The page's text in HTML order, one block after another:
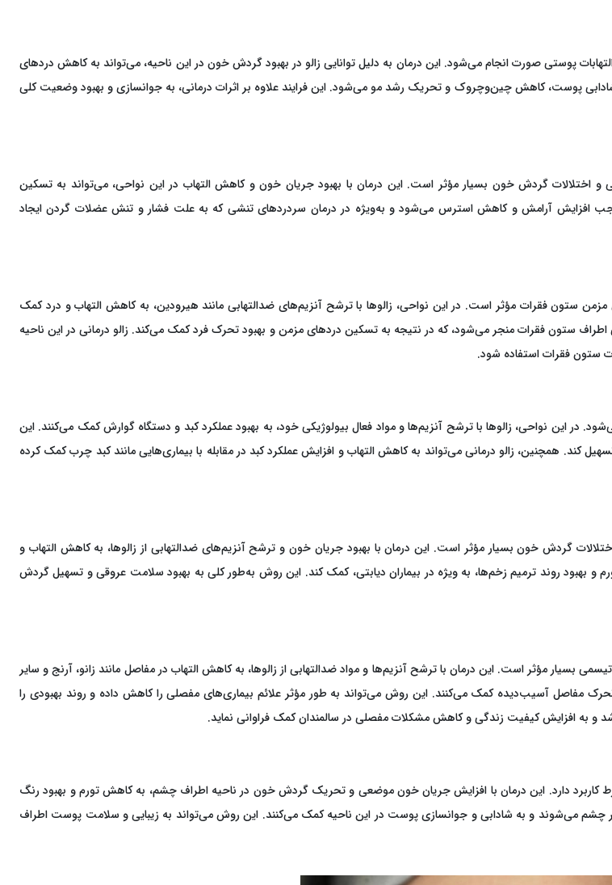
پوستی صورت انجام می‌شود. این درمان به دلیل توانایی زالو در بهبود گردش خون در این ناحیه، می‌تواند به کاهش دردهای
پوست، کاهش چین‌وچروک و تحریک رشد مو می‌شود. این فرایند علاوه بر اثرات درمانی، به جوانسازی و بهبود وضعیت کلی
و اختلالات گردش خون بسیار مؤثر است. این درمان با بهبود جریان خون و کاهش التهاب در این نواحی، می‌تواند به تسکین
افزایش آرامش و کاهش استرس می‌شود و به‌ویژه در درمان سردردهای تنشی که به علت فشار و تنش عضلات گردن ایجاد
ستون فقرات مؤثر است. در این نواحی، زالوها با ترشح آنزیم‌های ضدالتهابی مانند هیرودین، به کاهش التهاب و درد کمک
ستون فقرات منجر می‌شود، که در نتیجه به تسکین دردهای مزمن و بهبود تحرک فرد کمک می‌کند. زالو درمانی در این ناحیه
ستون فقرات استفاده شود.
در این نواحی، زالوها با ترشح آنزیم‌ها و مواد فعال بیولوژیکی خود، به بهبود عملکرد کبد و دستگاه گوارش کمک می‌کنند. این
کند. همچنین، زالو درمانی می‌تواند به کاهش التهاب و افزایش عملکرد کبد در مقابله با بیماری‌هایی مانند کبد چرب کمک کرده
گردش خون بسیار مؤثر است. این درمان با بهبود جریان خون و ترشح آنزیم‌های ضدالتهابی از زالوها، به کاهش التهاب و
بهبود روند ترمیم زخم‌ها، به ویژه در بیماران دیابتی، کمک کند. این روش به‌طور کلی به بهبود سلامت عروقی و تسهیل گردش
بسیار مؤثر است. این درمان با ترشح آنزیم‌ها و مواد ضدالتهابی از زالوها، به کاهش التهاب در مفاصل مانند زانو، آرنج و سایر
مفاصل آسیب‌دیده کمک می‌کنند. این روش می‌تواند به طور مؤثر علائم بیماری‌های مفصلی را کاهش داده و روند بهبودی را
و به افزایش کیفیت زندگی و کاهش مشکلات مفصلی در سالمندان کمک فراوانی نماید.
کاربرد دارد. این درمان با افزایش جریان خون موضعی و تحریک گردش خون در ناحیه اطراف چشم، به کاهش تورم و بهبود رنگ
چشم می‌شوند و به شادابی و جوانسازی پوست در این ناحیه کمک می‌کنند. این روش می‌تواند به زیبایی و سلامت پوست اطراف